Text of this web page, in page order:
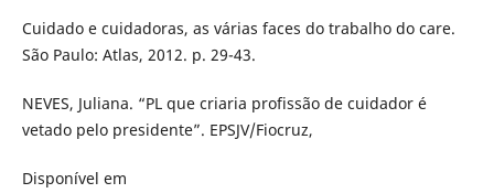
Cuidado e cuidadoras, as várias faces do trabalho do care.
São Paulo: Atlas, 2012. p. 29-43.
NEVES, Juliana. “PL que criaria profissão de cuidador é
vetado pelo presidente”. EPSJV/Fiocruz,
Disponível em